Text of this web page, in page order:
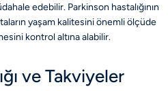
edebilir. Parkinson hastalığının
yaşam kalitesini önemli ölçüde
kontrol altına alabilir.
ve Takviyeler